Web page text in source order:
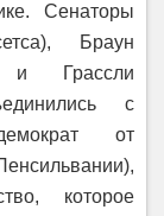
Сенаторы
Браун
и Грассли
с
от
которое